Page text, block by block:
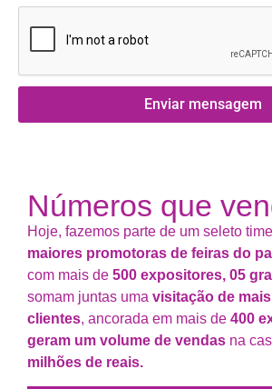
Enviar mensagem
Números que
Hoje, fazemos parte de um seleto
maiores promotoras de feiras do
com mais de 500 expositores, 05
somam juntas uma visitação de mais
clientes, ancorada em mais de 400
geram um volume de vendas na
milhões de reais.